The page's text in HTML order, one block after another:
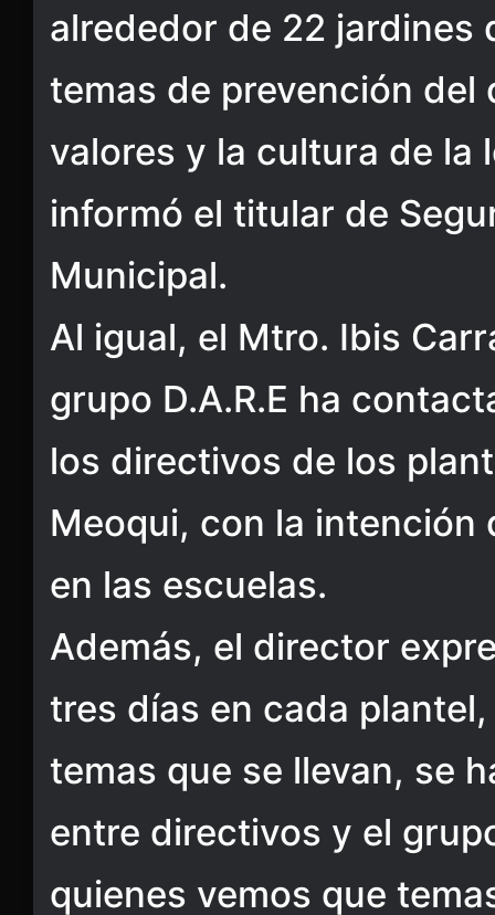
alrededor de 22 jardines
temas de prevención
valores y la cultura de la
informó el titular de
Municipal.
Al igual, el Mtro. Ibis
grupo D.A.R.E ha
los directivos de los
Meoqui, con la intención
en las escuelas.
Además, el director
tres días en cada
temas que se llevan, se
entre directivos y el
quienes vemos que